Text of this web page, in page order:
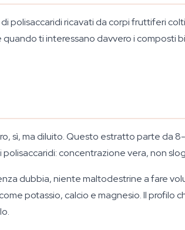
polisaccaridi ricavati da corpi fruttiferi
quando ti interessano davvero i composti
sì, ma diluito. Questo estratto parte da 8-
concentrazione vera, non
dubbia, niente maltodestrine a fare
potassio, calcio e magnesio. Il profilo